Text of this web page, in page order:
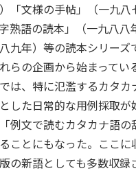
「文様の手帖」（一九八
熟語の読本」（一九八八
九年）等の読本シリーズ
らの企画から始まってい
は、特に氾濫するカタカ
した日常的な用例採取が
例文で読むカタカナ語の
ことにもなった。ここに
の新語としても多数収録